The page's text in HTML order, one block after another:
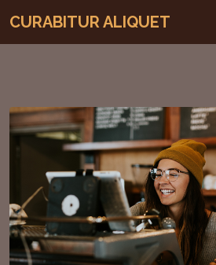
CURABITUR ALIQUET